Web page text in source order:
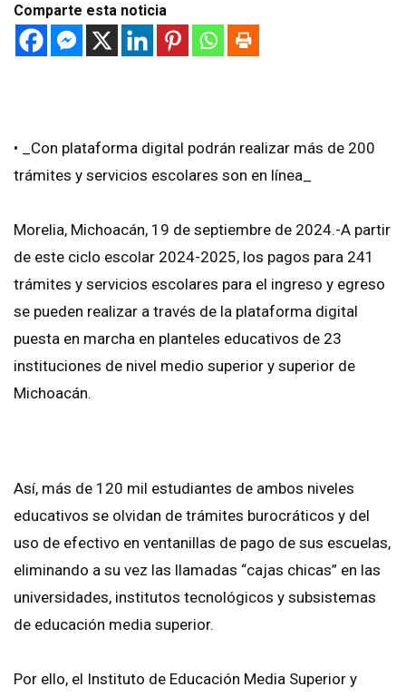
Comparte esta noticia
• _Con plataforma digital podrán realizar más de 200
trámites y servicios escolares son en línea_
Morelia, Michoacán, 19 de septiembre de 2024.-A partir
de este ciclo escolar 2024-2025, los pagos para 241
trámites y servicios escolares para el ingreso y egreso
se pueden realizar a través de la plataforma digital
puesta en marcha en planteles educativos de 23
instituciones de nivel medio superior y superior de
Michoacán.
Así, más de 120 mil estudiantes de ambos niveles
educativos se olvidan de trámites burocráticos y del
uso de efectivo en ventanillas de pago de sus escuelas,
eliminando a su vez las llamadas “cajas chicas” en las
universidades, institutos tecnológicos y subsistemas
de educación media superior.
Por ello, el Instituto de Educación Media Superior y